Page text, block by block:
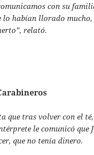
con su
lo habían llorado mucho,
relató.
que tras volver con el
le comunicó que
que no tenía dinero.